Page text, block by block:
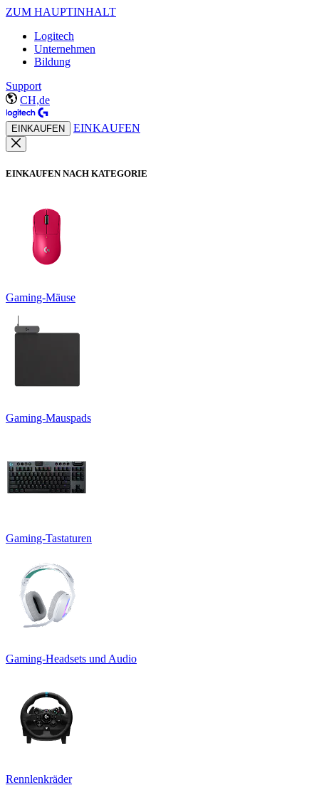
ZUM HAUPTINHALT
Logitech
Unternehmen
Bildung
Support
CH,de
EINKAUFEN EINKAUFEN
EINKAUFEN NACH KATEGORIE
Gaming-Mäuse
Gaming-Mauspads
Gaming-Tastaturen
Gaming-Headsets und Audio
Rennlenkräder